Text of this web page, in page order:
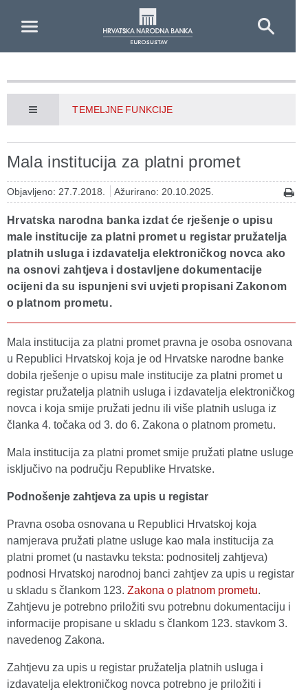
TEMELJNE FUNKCIJE
Mala institucija za platni promet
Objavljeno: 27.7.2018. Ažurirano: 20.10.2025.
Hrvatska narodna banka izdat će rješenje o upisu
male institucije za platni promet u registar pružatelja
platnih usluga i izdavatelja elektroničkog novca ako
na osnovi zahtjeva i dostavljene dokumentacije
ocijeni da su ispunjeni svi uvjeti propisani Zakonom
o platnom prometu.
Mala institucija za platni promet pravna je osoba osnovana
u Republici Hrvatskoj koja je od Hrvatske narodne banke
dobila rješenje o upisu male institucije za platni promet u
registar pružatelja platnih usluga i izdavatelja elektroničkog
novca i koja smije pružati jednu ili više platnih usluga iz
članka 4. točaka od 3. do 6. Zakona o platnom prometu.
Mala institucija za platni promet smije pružati platne usluge
isključivo na području Republike Hrvatske.
Podnošenje zahtjeva za upis u registar
Pravna osoba osnovana u Republici Hrvatskoj koja
namjerava pružati platne usluge kao mala institucija za
platni promet (u nastavku teksta: podnositelj zahtjeva)
podnosi Hrvatskoj narodnoj banci zahtjev za upis u registar
u skladu s člankom 123. Zakona o platnom prometu.
Zahtjevu je potrebno priložiti svu potrebnu dokumentaciju i
informacije propisane u skladu s člankom 123. stavkom 3.
navedenog Zakona.
Zahtjevu za upis u registar pružatelja platnih usluga i
izdavatelja elektroničkog novca potrebno je priložiti i